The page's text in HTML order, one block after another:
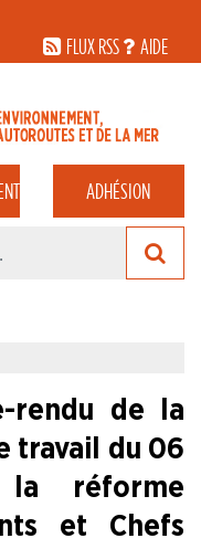
FLUX RSS
AIDE
ADHÉSION
rendu de la
travail du 06
réforme
et Chefs